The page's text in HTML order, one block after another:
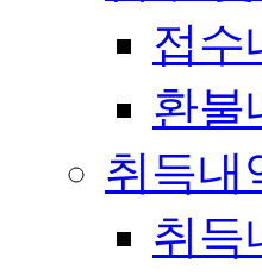
접수
환불
취득내
취득